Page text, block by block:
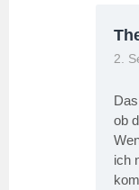
2.
ob
ich